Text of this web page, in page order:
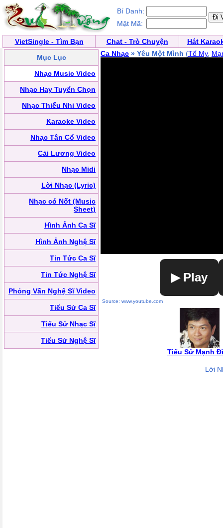
Bí Danh:
Mật Mã:
VietSingle - Tìm Bạn Chat - Trò Chuyện
Hát
Mục Lục
Nhạc Music Video
Nhạc Hay Tuyển Chọn
Nhạc Thiếu Nhi Video
Karaoke Video
Nhạc Tân Cổ Video
Cải Lương Video
Nhạc Midi
Lời Nhạc (Lyric)
Nhạc có Nốt (Music
Sheet)
Hình Ảnh Ca Sĩ
Hình Ảnh Nghệ Sĩ
Tin Tức Ca Sĩ
Tin Tức Nghệ Sĩ
Phỏng Vấn Nghệ Sĩ Video
Tiểu Sử Ca Sĩ
Tiểu Sử Nhạc Sĩ
Tiểu Sử Nghệ Sĩ
Ca Nhạc » Yêu Một Mình (Tố My,
▶ Play
Source: www.youtube.com
Tiểu Sử Mạnh
Lời